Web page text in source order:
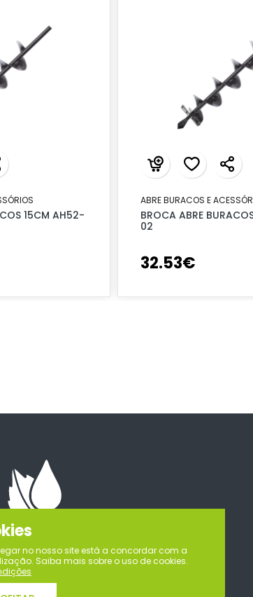
15CM AH52-
ABRE BURACOS E
BROCA ABRE
02
32.53€
no nosso site está a concordar com a
Saiba mais sobre o uso de cookies.